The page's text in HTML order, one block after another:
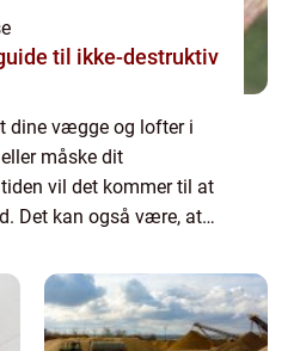
dine vægge og lofter i
måske dit
vil det kommer til at
Det kan også være, at